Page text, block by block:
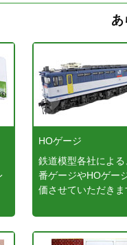
あ
HOゲージ
鉄道模型各社による
番ゲージやHOゲー
価させていただきま